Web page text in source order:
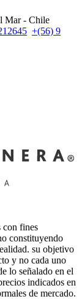
Mar - Chile
+(56) 9
con fines
constituyendo
su objetivo
y no cada uno
lo señalado en el
indicados en
de mercado.